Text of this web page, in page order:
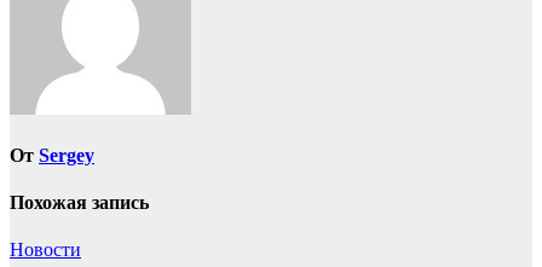
От Sergey
Похожая запись
Новости